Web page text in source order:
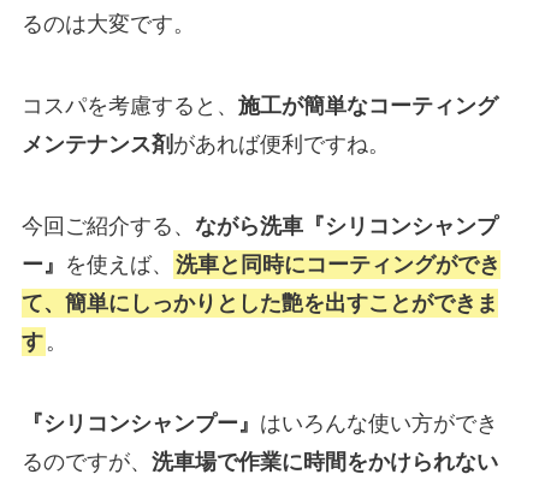
るのは大変です。
コスパを考慮すると、 施工が簡単なコーティング
メンテナンス剤 があれば便利ですね。
今回ご紹介する、 ながら洗車『シリコンシャンプ
ー』 を使えば、
洗車と同時にコーティングができ
て、簡単にしっかりとした艶を出すことができま
す 。
『シリコンシャンプー』 はいろんな使い方ができ
るのですが、 洗車場で作業に時間をかけられない